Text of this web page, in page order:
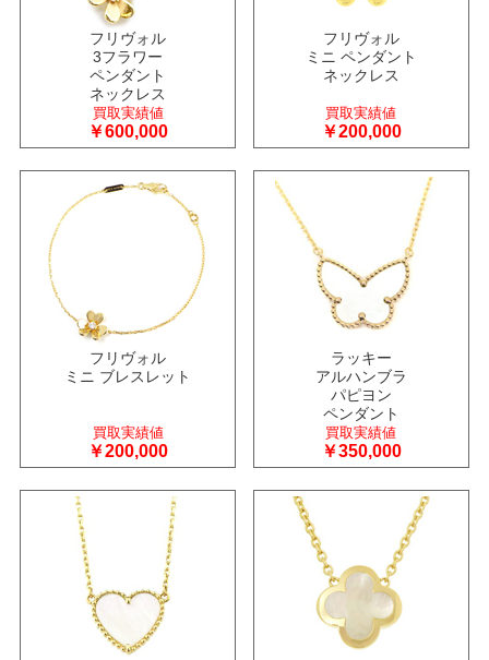
フリヴォル
3フラワー
ペンダント
ネックレス
買取実績値
￥600,000
フリヴォル
ミニ ペンダント
ネックレス
買取実績値
￥200,000
フリヴォル
ミニ ブレスレット
買取実績値
￥200,000
ラッキー
アルハンブラ
パピヨン
ペンダント
買取実績値
￥350,000